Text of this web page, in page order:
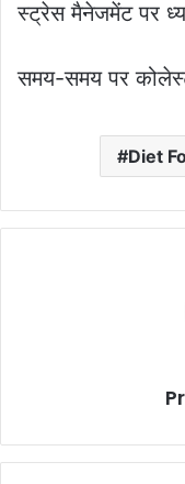
स्ट्रेस मैनेजमेंट पर
समय-समय पर
Diet